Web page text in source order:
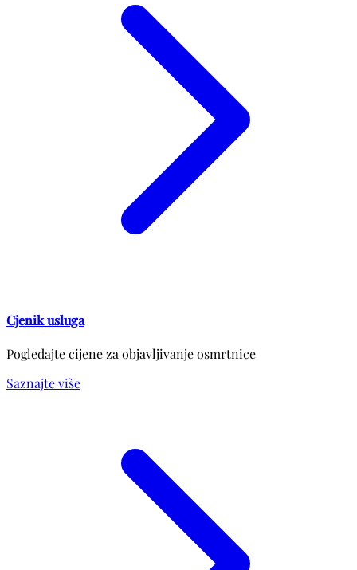
Cjenik usluga
Pogledajte cijene za objavljivanje osmrtnice
Saznajte više